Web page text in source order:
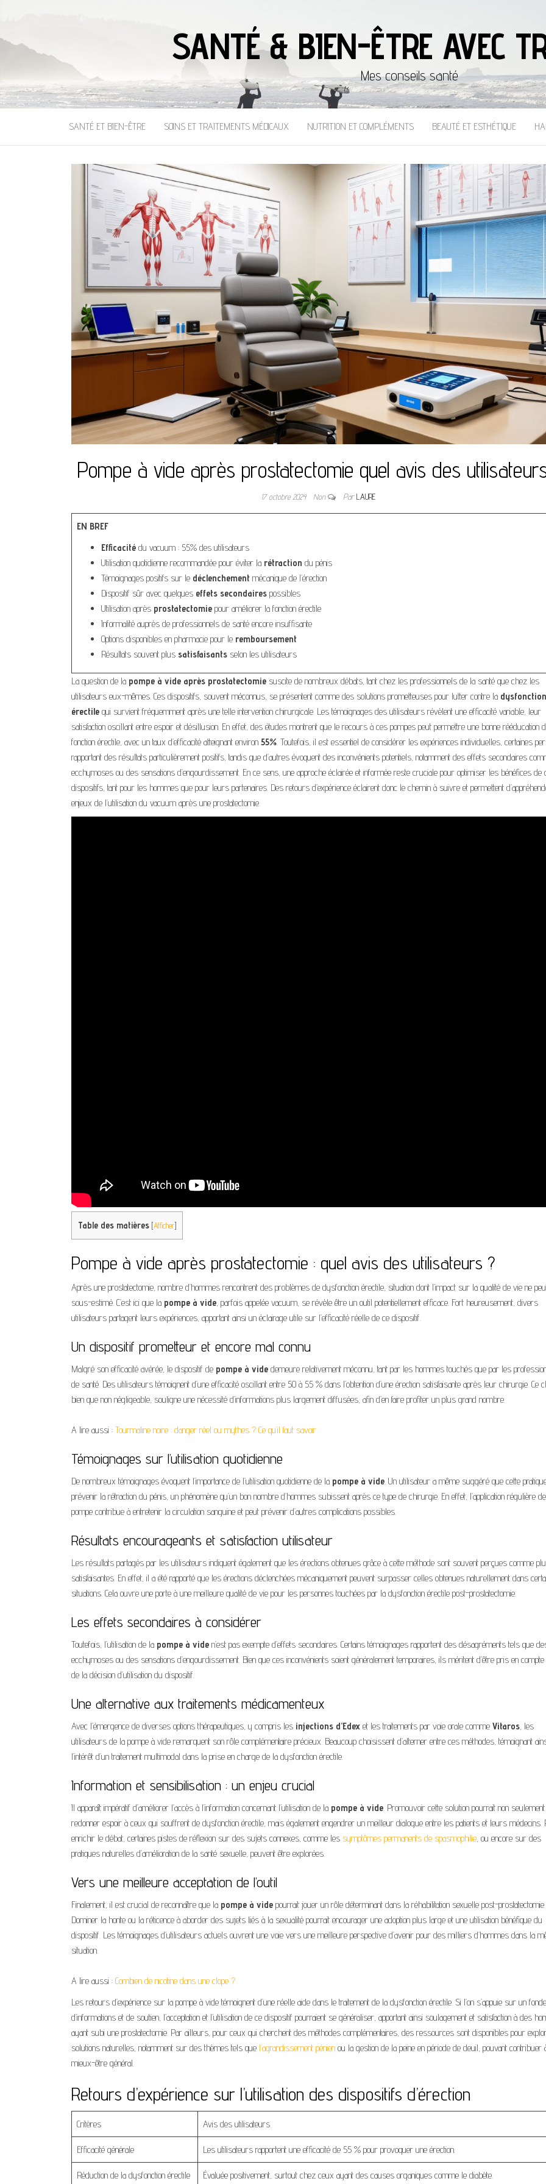
SANTÉ & BIEN-ÊTRE AVEC
Mes conseils santé
SANTÉ ET BIEN-ÊTRE SOINS ET TRAITEMENTS MÉDICAUX NUTRITION ET COMPLÉMENTS BEAUTÉ ET ESTHÉTIQUE
Pompe à vide après prostatectomie quel avis des
17 octobre 2024 Non ParLAURE
EN BREF
Efficacité du vacuum : 55% des utilisateurs
Utilisation quotidienne recommandée pour éviter la rétraction du pénis
Témoignages positifs sur le déclenchement mécanique de l’érection
Dispositif sûr avec quelques effets secondaires possibles
Utilisation après prostatectomie pour améliorer la fonction érectile
Informalité auprès de professionnels de santé encore insuffisante
Options disponibles en pharmacie pour le remboursement
Résultats souvent plus satisfaisants selon les utilisateurs
La question de la pompe à vide après prostatectomie suscite de nombreux débats, tant chez les professionnels de la santé que chez les
utilisateurs eux-mêmes. Ces dispositifs, souvent méconnus, se présentent comme des solutions prometteuses pour lutter contre la dysfonction
érectile qui survient fréquemment après une telle intervention chirurgicale. Les témoignages des utilisateurs révèlent une efficacité variable, leur
satisfaction oscillant entre espoir et désillusion. En effet, des études montrent que le recours à ces pompes peut permettre une bonne rééducation
fonction érectile, avec un taux d’efficacité atteignant environ 55% . Toutefois, il est essentiel de considérer les expériences individuelles, certaines
rapportant des résultats particulièrement positifs, tandis que d’autres évoquent des inconvénients potentiels, notamment des effets secondaires
ecchymoses ou des sensations d’engourdissement. En ce sens, une approche éclairée et informée reste cruciale pour optimiser les bénéfices de
dispositifs, tant pour les hommes que pour leurs partenaires. Des retours d’expérience éclairent donc le chemin à suivre et permettent
enjeux de l’utilisation du vacuum après une prostatectomie.
Table des matières [Afficher]
Pompe à vide après prostatectomie : quel avis des utilisateurs ?
Après une prostatectomie, nombre d’hommes rencontrent des problèmes de dysfonction érectile, situation dont l’impact sur la qualité de vie ne
sous-estimé. C’est ici que la pompe à vide , parfois appelée vacuum, se révèle être un outil potentiellement efficace. Fort heureusement, divers
utilisateurs partagent leurs expériences, apportant ainsi un éclairage utile sur l’efficacité réelle de ce dispositif.
Un dispositif prometteur et encore mal connu
Malgré son efficacité avérée, le dispositif de pompe à vide demeure relativement méconnu, tant par les hommes touchés que par les
de santé. Des utilisateurs témoignent d’une efficacité oscillant entre 50 à 55 % dans l’obtention d’une érection satisfaisante après leur chirurgie. Ce
bien que non négligeable, souligne une nécessité d’informations plus largement diffusées, afin d’en faire profiter un plus grand nombre.
A lire aussi : Tourmaline noire : danger réel ou mythes ? Ce qu’il faut savoir
Témoignages sur l’utilisation quotidienne
De nombreux témoignages évoquent l’importance de l’utilisation quotidienne de la pompe à vide . Un utilisateur a même suggéré que cette
prévenir la rétraction du pénis, un phénomène qu’un bon nombre d’hommes subissent après ce type de chirurgie. En effet, l’application régulière
pompe contribue à entretenir la circulation sanguine et peut prévenir d’autres complications possibles.
Résultats encourageants et satisfaction utilisateur
Les résultats partagés par les utilisateurs indiquent également que les érections obtenues grâce à cette méthode sont souvent perçues comme
satisfaisantes. En effet, il a été rapporté que les érections déclenchées mécaniquement peuvent surpasser celles obtenues naturellement dans
situations. Cela ouvre une porte à une meilleure qualité de vie pour les personnes touchées par la dysfonction érectile post-prostatectomie.
Les effets secondaires à considérer
Toutefois, l’utilisation de la pompe à vide n’est pas exempte d’effets secondaires. Certains témoignages rapportent des désagréments tels que
ecchymoses ou des sensations d’engourdissement. Bien que ces inconvénients soient généralement temporaires, ils méritent d’être pris en
de la décision d’utilisation du dispositif.
Une alternative aux traitements médicamenteux
Avec l’émergence de diverses options thérapeutiques, y compris les injections d’Edex et les traitements par voie orale comme Vitaros , les
utilisateurs de la pompe à vide remarquent son rôle complémentaire précieux. Beaucoup choisissent d’alterner entre ces méthodes, témoignant
l’intérêt d’un traitement multimodal dans la prise en charge de la dysfonction érectile.
Information et sensibilisation : un enjeu crucial
Il apparaît impératif d’améliorer l’accès à l’information concernant l’utilisation de la pompe à vide . Promouvoir cette solution pourrait non seulement
redonner espoir à ceux qui souffrent de dysfonction érectile, mais également engendrer un meilleur dialogue entre les patients et leurs médecins.
enrichir le débat, certaines pistes de réflexion sur des sujets connexes, comme les symptômes permanents de spasmophilie , ou encore sur des
pratiques naturelles d’amélioration de la santé sexuelle, peuvent être explorées.
Vers une meilleure acceptation de l’outil
Finalement, il est crucial de reconnaître que la pompe à vide pourrait jouer un rôle déterminant dans la réhabilitation sexuelle post-prostatectomie.
Dominer la honte ou la réticence à aborder des sujets liés à la sexualité pourrait encourager une adoption plus large et une utilisation bénéfique du
dispositif. Les témoignages d’utilisateurs actuels ouvrent une voie vers une meilleure perspective d’avenir pour des milliers d’hommes dans la
situation.
A lire aussi : Combien de nicotine dans une clope ?
Les retours d’expérience sur la pompe à vide témoignent d’une réelle aide dans le traitement de la dysfonction érectile. Si l’on s’appuie sur un
d’informations et de soutien, l’acceptation et l’utilisation de ce dispositif pourraient se généraliser, apportant ainsi soulagement et satisfaction à des
ayant subi une prostatectomie. Par ailleurs, pour ceux qui cherchent des méthodes complémentaires, des ressources sont disponibles pour
solutions naturelles, notamment sur des thèmes tels que l’agrandissement pénien ou la gestion de la peine en période de deuil, pouvant contribuer
mieux-être général.
Retours d’expérience sur l’utilisation des dispositifs d’érection
Critères Avis des utilisateurs
Efficacité générale Les utilisateurs rapportent une efficacité de 55 % pour provoquer une érection.
Réduction de la dysfonction érectile Évaluée positivement, surtout chez ceux ayant des causes organiques comme le diabète.